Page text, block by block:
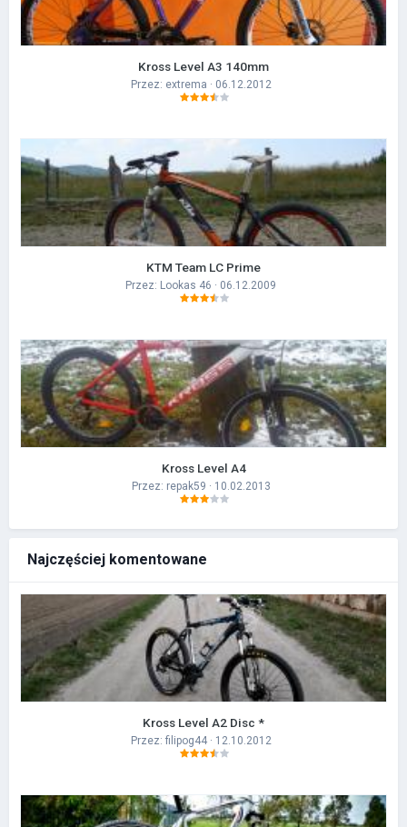
Kross Level A3 140mm
Przez: extrema · 06.12.2012
KTM Team LC Prime
Przez: Lookas 46 · 06.12.2009
Kross Level A4
Przez: repak59 · 10.02.2013
Najczęściej komentowane
Kross Level A2 Disc *
Przez: filipog44· 12.10.2012